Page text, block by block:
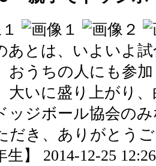
あとは、いよいよ
おうちの人にも参
大いに盛り上がり
ッジボール協会の
だき、ありがとう
生】 2014-12-25